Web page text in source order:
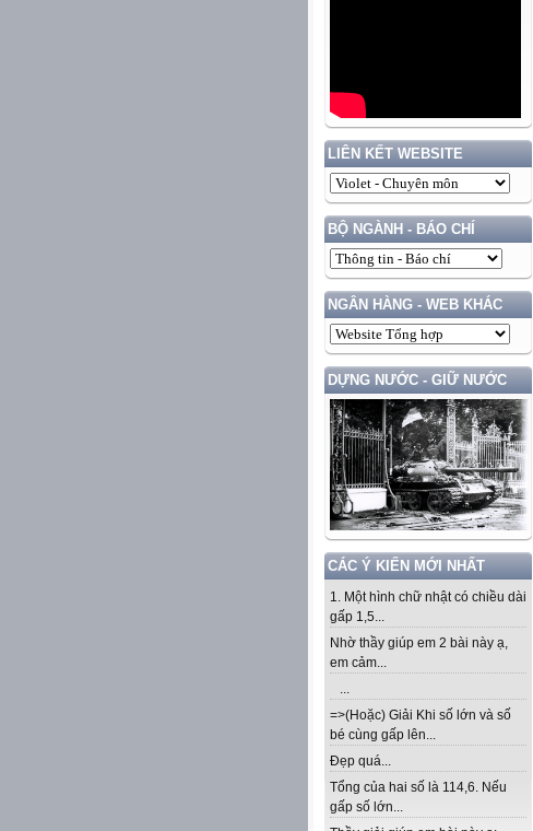
LIÊN KẾT WEBSITE
BỘ NGÀNH - BÁO CHÍ
NGÂN HÀNG - WEB KHÁC
DỰNG NƯỚC - GIỮ NƯỚC
CÁC Ý KIẾN MỚI NHẤT
1. Một hình chữ nhật có chiều dài
gấp 1,5...
Nhờ thầy giúp em 2 bài này ạ,
em cảm...
...
=>(Hoặc) Giải Khi số lớn và số
bé cùng gấp lên...
Đẹp quá...
Tổng của hai số là 114,6. Nếu
gấp số lớn...